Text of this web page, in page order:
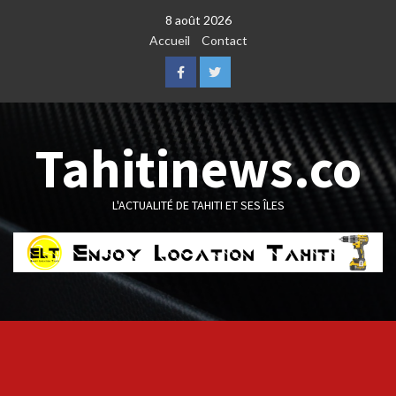
8 août 2026
Accueil
Contact
FacebookTwitter
Tahitinews.co
L'ACTUALITÉ DE TAHITI ET SES ÎLES